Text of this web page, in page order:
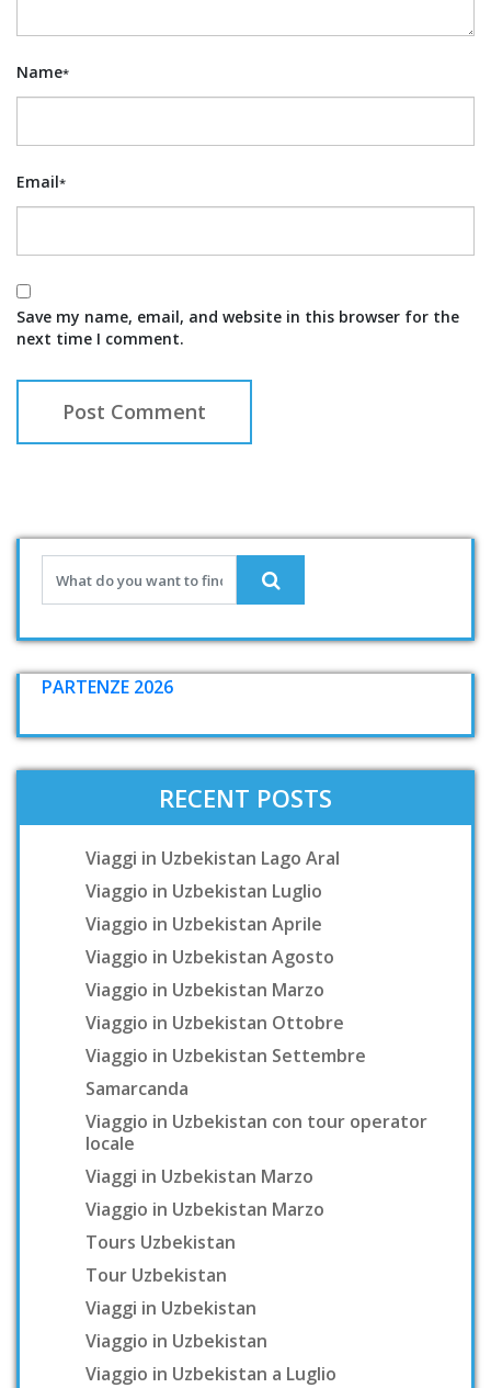
Name*
Email*
Save my name, email, and website in this browser for the
next time I comment.
PARTENZE 2026
RECENT POSTS
Viaggi in Uzbekistan Lago Aral
Viaggio in Uzbekistan Luglio
Viaggio in Uzbekistan Aprile
Viaggio in Uzbekistan Agosto
Viaggio in Uzbekistan Marzo
Viaggio in Uzbekistan Ottobre
Viaggio in Uzbekistan Settembre
Samarcanda
Viaggio in Uzbekistan con tour operator
locale
Viaggi in Uzbekistan Marzo
Viaggio in Uzbekistan Marzo
Tours Uzbekistan
Tour Uzbekistan
Viaggi in Uzbekistan
Viaggio in Uzbekistan
Viaggio in Uzbekistan a Luglio